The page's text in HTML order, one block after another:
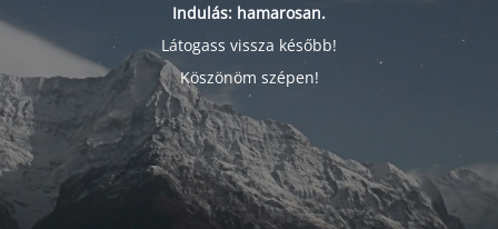
Indulás: hamarosan.
Látogass vissza később!
Köszönöm szépen!